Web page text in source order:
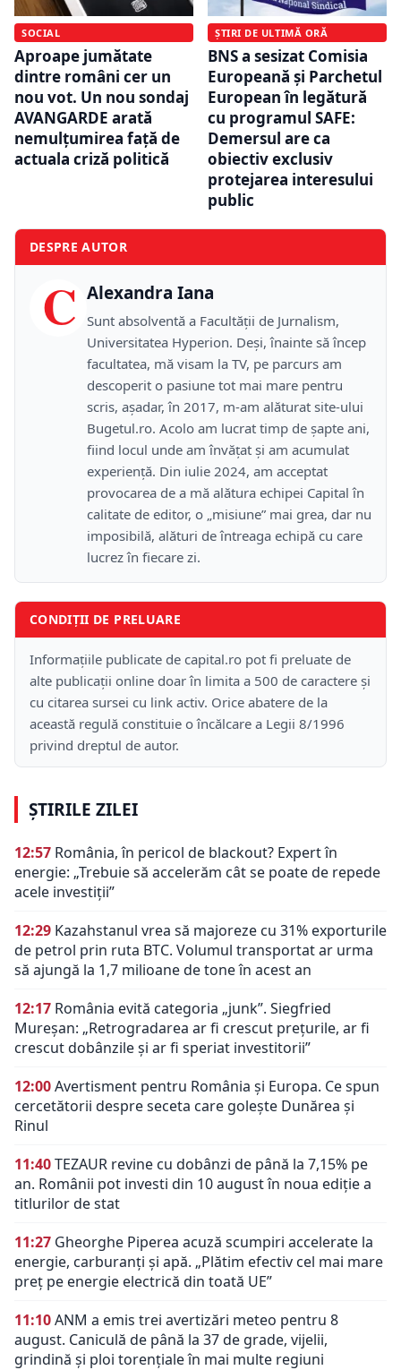
SOCIAL
Aproape jumătate
dintre români cer un
nou vot. Un nou sondaj
AVANGARDE arată
nemulțumirea față de
actuala criză politică
ȘTIRI DE ULTIMĂ ORĂ
BNS a sesizat Comisia
Europeană și Parchetul
European în legătură
cu programul SAFE:
Demersul are ca
obiectiv exclusiv
protejarea interesului
public
DESPRE AUTOR
C Alexandra Iana
Sunt absolventă a Facultății de Jurnalism,
Universitatea Hyperion. Deși, înainte să încep
facultatea, mă visam la TV, pe parcurs am
descoperit o pasiune tot mai mare pentru
scris, așadar, în 2017, m-am alăturat site-ului
Bugetul.ro. Acolo am lucrat timp de șapte ani,
fiind locul unde am învățat și am acumulat
experiență. Din iulie 2024, am acceptat
provocarea de a mă alătura echipei Capital în
calitate de editor, o „misiune” mai grea, dar nu
imposibilă, alături de întreaga echipă cu care
lucrez în fiecare zi.
CONDIȚII DE PRELUARE
Informațiile publicate de capital.ro pot fi preluate de
alte publicații online doar în limita a 500 de caractere și
cu citarea sursei cu link activ. Orice abatere de la
această regulă constituie o încălcare a Legii 8/1996
privind dreptul de autor.
ȘTIRILE ZILEI
12:57 România, în pericol de blackout? Expert în
energie: „Trebuie să accelerăm cât se poate de repede
acele investiții”
12:29 Kazahstanul vrea să majoreze cu 31% exporturile
de petrol prin ruta BTC. Volumul transportat ar urma
să ajungă la 1,7 milioane de tone în acest an
12:17 România evită categoria „junk”. Siegfried
Mureșan: „Retrogradarea ar fi crescut preţurile, ar fi
crescut dobânzile şi ar fi speriat investitorii”
12:00Avertisment pentru România și Europa. Ce spun
cercetătorii despre seceta care golește Dunărea și
Rinul
11:40TEZAUR revine cu dobânzi de până la 7,15% pe
an. Românii pot investi din 10 august în noua ediție a
titlurilor de stat
11:27 Gheorghe Piperea acuză scumpiri accelerate la
energie, carburanți și apă. „Plătim efectiv cel mai mare
preț pe energie electrică din toată UE”
11:10ANM a emis trei avertizări meteo pentru 8
august. Caniculă de până la 37 de grade, vijelii,
grindină și ploi torențiale în mai multe regiuni